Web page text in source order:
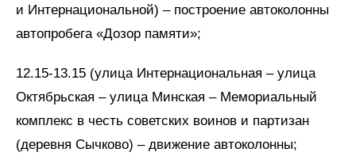
и Интернациональной) – построение автоколонны
автопробега «Дозор памяти»;
12.15-13.15 (улица Интернациональная – улица
Октябрьская – улица Минская – Мемориальный
комплекс в честь советских воинов и партизан
(деревня Сычково) – движение автоколонны;